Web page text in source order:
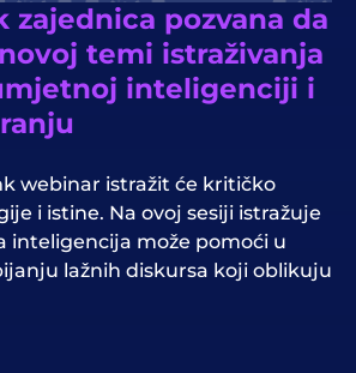
zajednica pozvana da
temi istraživanja
inteligenciji i
webinar istražit će kritičko
i istine. Na ovoj sesiji istražuje
inteligencija može pomoći u
lažnih diskursa koji oblikuju